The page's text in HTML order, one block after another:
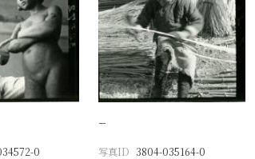
0
−
写真ID 3804-035164-0